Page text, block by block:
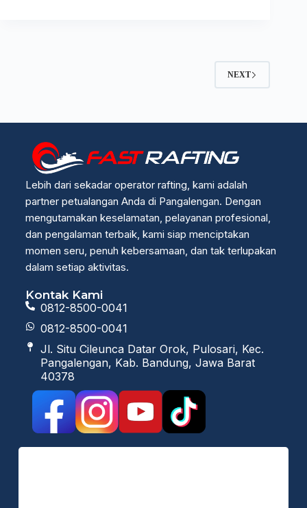
NEXT
Lebih dari sekadar operator rafting, kami adalah
partner petualangan Anda di Pangalengan. Dengan
mengutamakan keselamatan, pelayanan profesional,
dan pengalaman terbaik, kami siap menciptakan
momen seru, penuh kebersamaan, dan tak terlupakan
dalam setiap aktivitas.
Kontak Kami
0812-8500-0041
0812-8500-0041
Jl. Situ Cileunca Datar Orok, Pulosari, Kec.
Pangalengan, Kab. Bandung, Jawa Barat
40378